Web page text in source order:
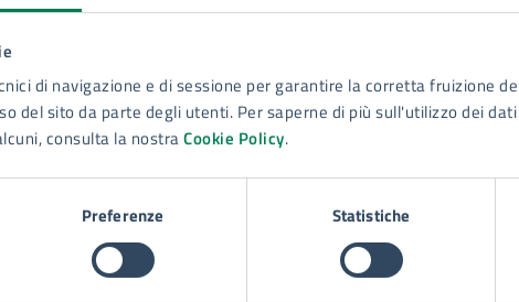
di navigazione e di sessione per garantire la corretta fruizione
del sito da parte degli utenti. Per saperne di più sull'utilizzo dei
consulta la nostraCookie Policy.
Preferenze Statistiche
sono chiare le informazioni su questa